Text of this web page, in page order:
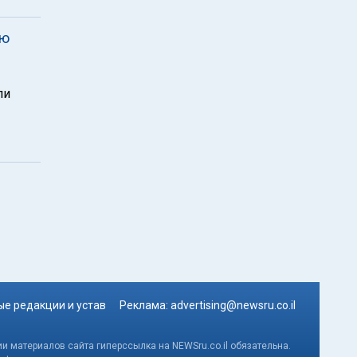
редакции и устав Реклама: advertising@newsru.co.il
сайта гиперссылка на NEWSru.co.il обязательна.